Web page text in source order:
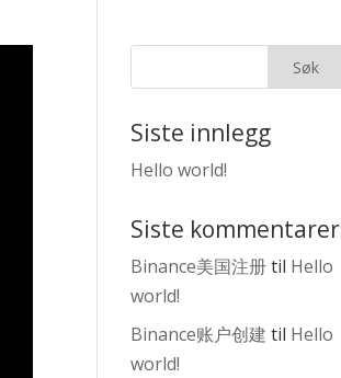
Siste innlegg
Hello world!
Siste kommentarer
Binance美国注册til Hello
world!
Binance账户创建 til Hello
world!